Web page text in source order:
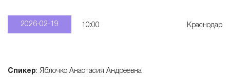
2026-02-19 10:00 Краснодар
Спикер: Яблочко Анастасия Андреевна